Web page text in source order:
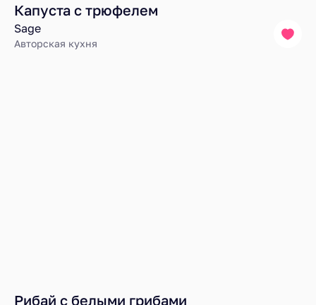
Капуста с трюфелем
Sage
Авторская кухня
Рибай с белыми грибами